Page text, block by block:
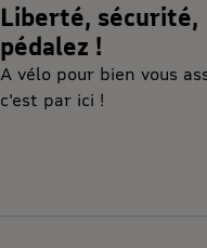
Liberté, sécurité,
pédalez !
A vélo pour bien vous
c'est par ici !